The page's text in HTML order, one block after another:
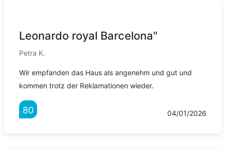
Leonardo royal Barcelona"
Petra K.
Wir empfanden das Haus als angenehm und gut und
kommen trotz der Reklamationen wieder.
80 04/01/2026